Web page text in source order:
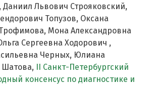
Даниил Львович Строяковский,
Топузов, Оксана
Мона Александровна
Сергеевна Ходорович ,
Черных, Юлиана
Шатова,
II Cанкт-Петербургский
консенсус по диагностике и